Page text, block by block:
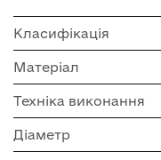
Класифікація
Матеріал
Техніка виконання
Діаметр